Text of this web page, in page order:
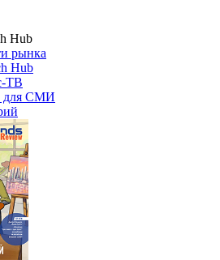
Hub
рынка
Hub
ТВ
для СМИ